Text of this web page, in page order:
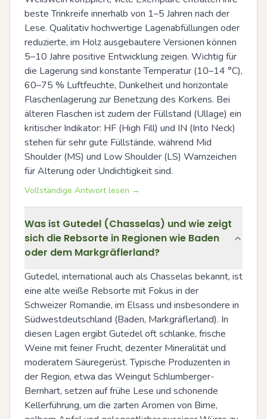
beste Trinkreife innerhalb von 1–5 Jahren nach der
Lese. Qualitativ hochwertige Lagenabfüllungen oder
reduzierte, im Holz ausgebautere Versionen können
5–10 Jahre positive Entwicklung zeigen. Wichtig für
die Lagerung sind konstante Temperatur (10–14 °C),
60–75 % Luftfeuchte, Dunkelheit und horizontale
Flaschenlagerung zur Benetzung des Korkens. Bei
älteren Flaschen ist zudem der Füllstand (Ullage) ein
kritischer Indikator: HF (High Fill) und IN (Into Neck)
stehen für sehr gute Füllstände, während Mid
Shoulder (MS) und Low Shoulder (LS) Warnzeichen
für Alterung oder Undichtigkeit sind.
Vollständige Antwort lesen →
Was ist Gutedel (Chasselas) und wie zeigt
sich die Rebsorte in Regionen wie Baden
oder dem Markgräflerland?
Gutedel, international auch als Chasselas bekannt, ist
eine alte weiße Rebsorte mit Fokus in der
Schweizer Romandie, im Elsass und insbesondere in
Südwestdeutschland (Baden, Markgräflerland). In
diesen Lagen ergibt Gutedel oft schlanke, frische
Weine mit feiner Frucht, dezenter Mineralität und
moderatem Säuregerüst. Typische Produzenten in
der Region, etwa das Weingut Schlumberger-
Bernhart, setzen auf frühe Lese und schonende
Kellerführung, um die zarten Aromen von Birne,